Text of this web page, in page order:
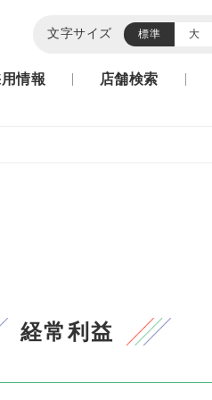
文字サイズ 標準 大
情報 店舗検索
経常利益